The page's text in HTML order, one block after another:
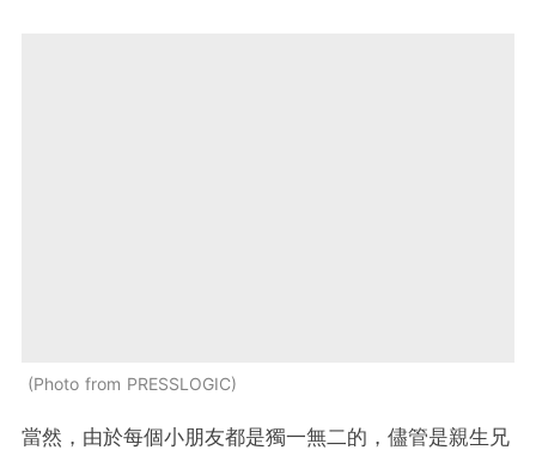
Photo from PRESSLOGIC
當然，由於每個小朋友都是獨一無二的，儘管是親生兄